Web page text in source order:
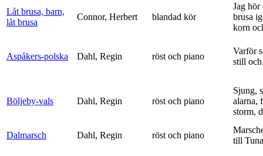
Låt brusa, barn,
låt brusa
Connor, Herbert blandad kör
Jag hör
brusa
korn
Aspåkers-polska Dahl, Regin röst och piano
Varför
still
Böljeby-vals Dahl, Regin röst och piano
Sjung,
alarna,
storm,
Dalmarsch Dahl, Regin röst och piano
till Tuna